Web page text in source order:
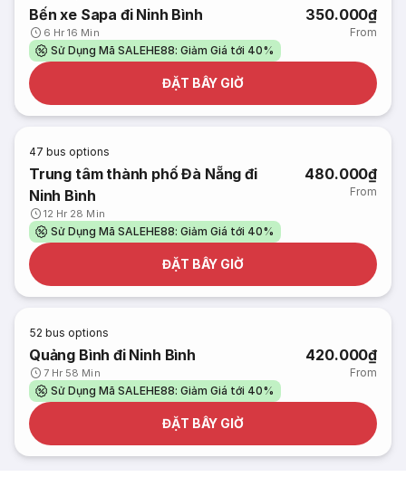
Bến xe Sapa đi Ninh Bình
6 Hr 16 Min
350.000₫
From
Sử Dụng Mã SALEHE88: Giảm Giá tới 40%
ĐẶT BÂY GIỜ
47 bus options
Trung tâm thành phố Đà Nẵng đi
Ninh Bình
12 Hr 28 Min
480.000₫
From
Sử Dụng Mã SALEHE88: Giảm Giá tới 40%
ĐẶT BÂY GIỜ
52 bus options
Quảng Bình đi Ninh Bình
7 Hr 58 Min
420.000₫
From
Sử Dụng Mã SALEHE88: Giảm Giá tới 40%
ĐẶT BÂY GIỜ